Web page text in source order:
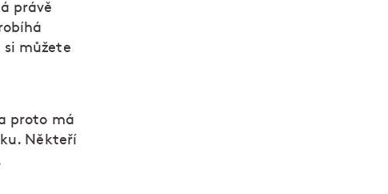
právě
si můžete
proto má
Někteří